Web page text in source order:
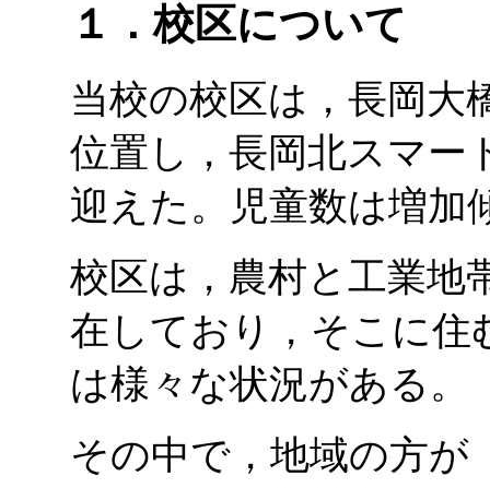
１．校区について
当校の校区は，長岡大
位置し，長岡北スマー
迎えた。児童数は増加
校区は，農村と工業地
在しており，そこに住
は様々な状況がある。
その中で，地域の方が